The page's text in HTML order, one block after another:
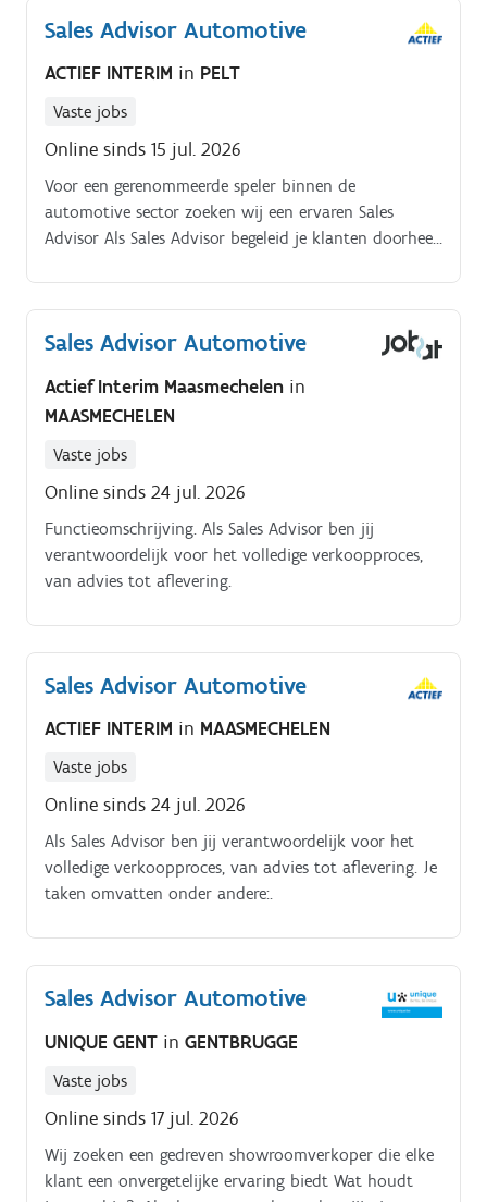
Sales Advisor Automotive
ACTIEF INTERIM in PELT
Vaste jobs
Online sinds 15 jul. 2026
Voor een gerenommeerde speler binnen de
automotive sector zoeken wij een ervaren Sales
Advisor Als Sales Advisor begeleid je klanten doorheen
klant centraal staat.
Sales Advisor Automotive
Actief Interim Maasmechelen in
MAASMECHELEN
Vaste jobs
Online sinds 24 jul. 2026
Functieomschrijving. Als Sales Advisor ben jij
verantwoordelijk voor het volledige verkoopproces,
van advies tot aflevering.
Sales Advisor Automotive
ACTIEF INTERIM in MAASMECHELEN
Vaste jobs
Online sinds 24 jul. 2026
Als Sales Advisor ben jij verantwoordelijk voor het
volledige verkoopproces, van advies tot aflevering. Je
taken omvatten onder andere:.
Sales Advisor Automotive
UNIQUE GENT in GENTBRUGGE
Vaste jobs
Online sinds 17 jul. 2026
Wij zoeken een gedreven showroomverkoper die elke
klant een onvergetelijke ervaring biedt Wat houdt